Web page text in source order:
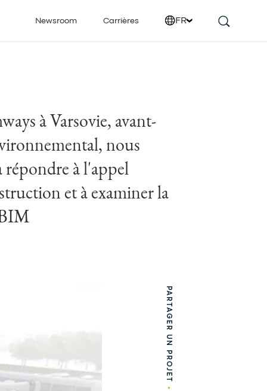
Newsroom Carrières FR
à Varsovie, avant-
nous
répondre à l'appel
et à examiner la
PARTAGER UN PROJET
•